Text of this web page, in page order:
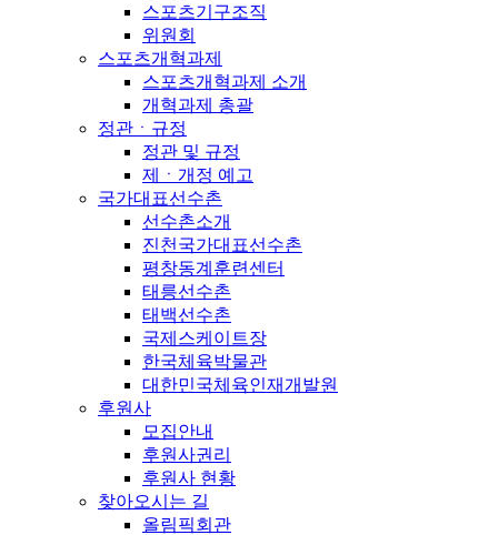
스포츠기구조직
위원회
스포츠개혁과제
스포츠개혁과제 소개
개혁과제 총괄
정관ㆍ규정
정관 및 규정
제ㆍ개정 예고
국가대표선수촌
선수촌소개
진천국가대표선수촌
평창동계훈련센터
태릉선수촌
태백선수촌
국제스케이트장
한국체육박물관
대한민국체육인재개발원
후원사
모집안내
후원사권리
후원사 현황
찾아오시는 길
올림픽회관